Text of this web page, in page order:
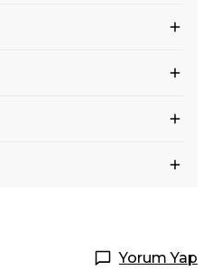
Yorum Yap